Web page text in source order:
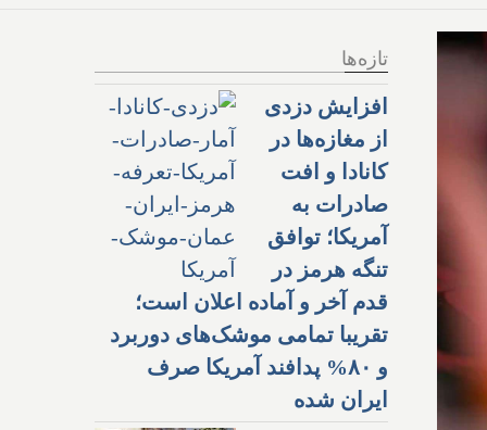
تازه‌ها
افزایش دزدی
از مغازه‌ها در
کانادا و افت
صادرات به
آمریکا؛ توافق
تنگه هرمز در
قدم آخر و آماده اعلان است؛
تقریبا تمامی موشک‌های دوربرد
و ۸۰% پدافند آمریکا صرف
ایران شده